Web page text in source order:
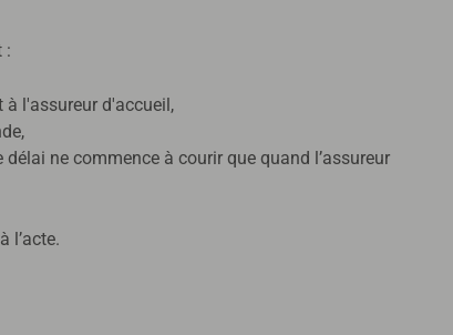
:
à l'assureur d'accueil,
ne commence à courir que quand l’assureur
l’acte.